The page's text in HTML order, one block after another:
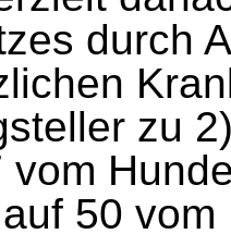
durch
zu
vom
50